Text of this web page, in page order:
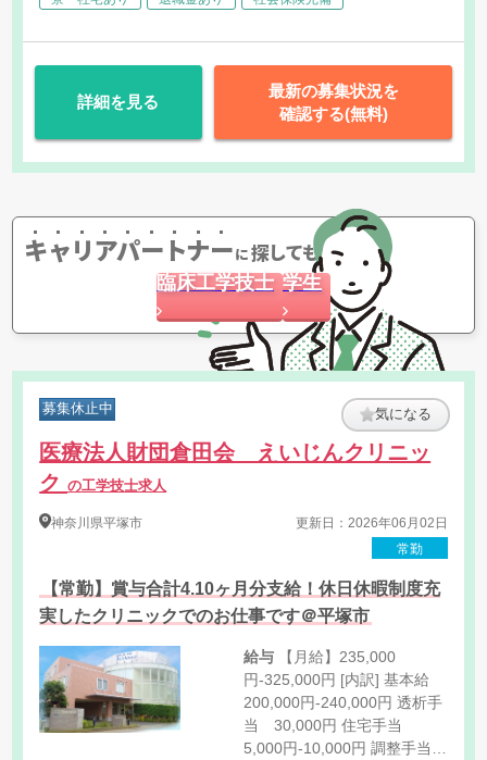
30,000円
詳細を見る
最新の募集状況を
確認する(無料)
キャリアパートナーに探してもらう
臨床工学技士 学生
募集休止中 気になる
医療法人財団倉田会 えいじんクリニッ
クの工学技士求人
神奈川県平塚市
更新日：2026年06月02日
常勤
【常勤】賞与合計4.10ヶ月分支給！休日休暇制度充
実したクリニックでのお仕事です＠平塚市
給与
円-325,000円 [内訳] 基本給
200,000円-240,000円 透析手
当 30,000円 住宅手当
5,000円-10,000円 調整手当